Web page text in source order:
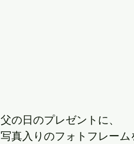
父の日のプレゼントに、
写真入りのフォトフレーム